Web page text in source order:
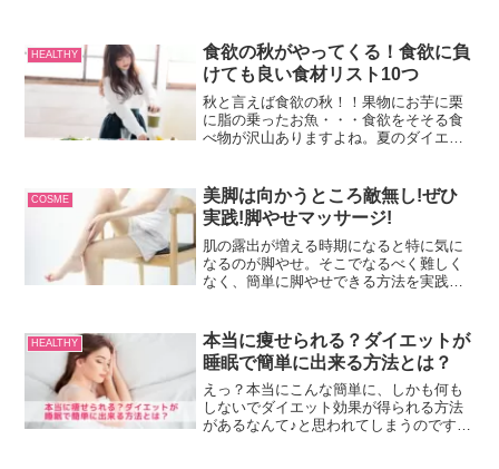
HEALTHY
食欲の秋がやってくる！食欲に負
けても良い食材リスト10つ
秋と言えば食欲の秋！！果物にお芋に栗
に脂の乗ったお魚・・・食欲をそそる食
べ物が沢山ありますよね。夏のダイエッ
です。実は秋はダイエットに挫折しやす
い時期でもあるんです！どうしてもお腹
が空いてしまう秋の為に、食欲に負けて
も良い食材を10選ご紹介します。
COSME
美脚は向かうところ敵無し!ぜひ
実践!脚やせマッサージ!
肌の露出が増える時期になると特に気に
なるのが脚やせ。そこでなるべく難しく
なく、簡単に脚やせできる方法を実践し
HEALTHY
本当に痩せられる？ダイエットが
睡眠で簡単に出来る方法とは？
えっ？本当にこんな簡単に、しかも何も
しないでダイエット効果が得られる方法
があるなんて♪と思われてしまうのです